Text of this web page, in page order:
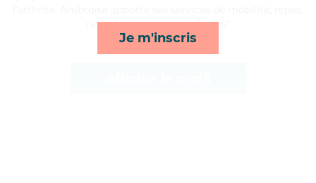
Je m'inscris
rappels et compagnie/loisirs*